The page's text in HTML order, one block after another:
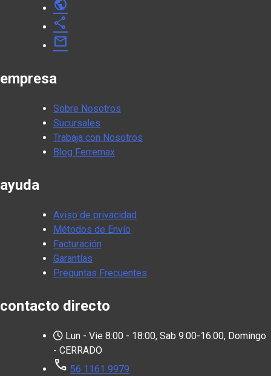
public
share
mail
empresa
Sobre Nosotros
Sucursales
Trabaja con Nosotros
Blog Ferremax
ayuda
Aviso de privacidad
Métodos de Envío
Facturación
Garantías
Preguntas Frecuentes
contacto directo
Lun - Vie 8:00 - 18:00, Sab 9:00-16:00, Domingo
- CERRADO
call 56 1161 9979